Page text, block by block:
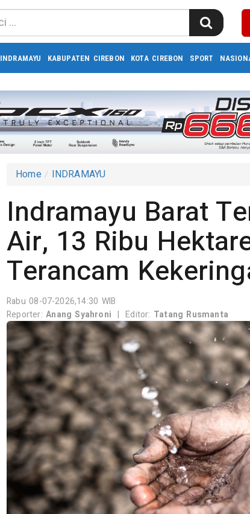
INDRAMAYU KABUPATEN CIREBON KOTA CIREBON SPORT
Home INDRAMAYU
Indramayu Barat
Air, 13 Ribu
Terancam
Rabu 08-07-2026,14:30 WIB
Reporter:Anang Syahroni | Editor: Tatang Rusmanta